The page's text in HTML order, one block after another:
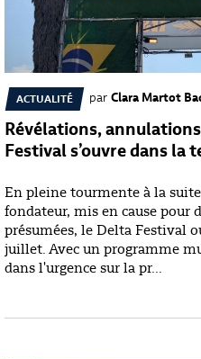
ACTUALITÉ par Clara Martot
Révélations,
Festival s’ouvre dans la
En pleine tourmente à la
fondateur, mis en cause pour
présumées, le Delta Festival
juillet. Avec un programme
dans l'urgence sur la pr...